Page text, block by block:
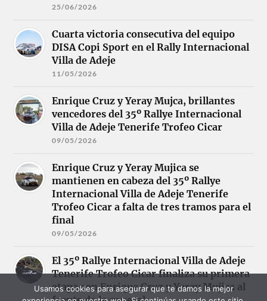
25/06/2026
Cuarta victoria consecutiva del equipo
DISA Copi Sport en el Rally Internacional
Villa de Adeje
11/05/2026
Enrique Cruz y Yeray Mujca, brillantes
vencedores del 35º Rallye Internacional
Villa de Adeje Tenerife Trofeo Cicar
09/05/2026
Enrique Cruz y Yeray Mujica se
mantienen en cabeza del 35º Rallye
Internacional Villa de Adeje Tenerife
Trofeo Cicar a falta de tres tramos para el
final
09/05/2026
El 35º Rallye Internacional Villa de Adeje
Tenerife Trofeo Cicar finaliza su primera
etapa con Enrique Cruz y Yeray Mujica al
Usamos cookies para asegurar que te damos la mejor